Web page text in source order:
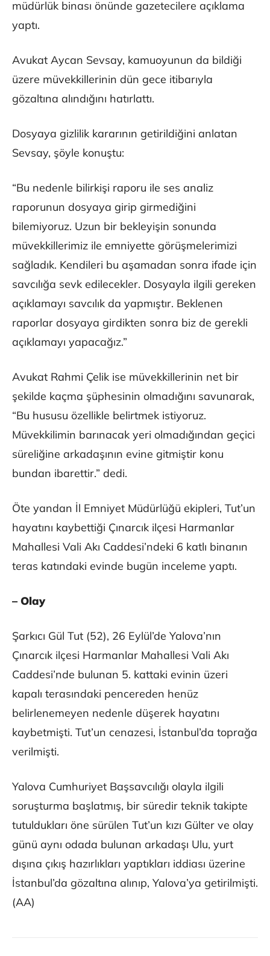
müdürlük binası önünde gazetecilere açıklama
yaptı.
Avukat Aycan Sevsay, kamuoyunun da bildiği
üzere müvekkillerinin dün gece itibarıyla
gözaltına alındığını hatırlattı.
Dosyaya gizlilik kararının getirildiğini anlatan
Sevsay, şöyle konuştu:
“Bu nedenle bilirkişi raporu ile ses analiz
raporunun dosyaya girip girmediğini
bilemiyoruz. Uzun bir bekleyişin sonunda
müvekkillerimiz ile emniyette görüşmelerimizi
sağladık. Kendileri bu aşamadan sonra ifade için
savcılığa sevk edilecekler. Dosyayla ilgili gereken
açıklamayı savcılık da yapmıştır. Beklenen
raporlar dosyaya girdikten sonra biz de gerekli
açıklamayı yapacağız.”
Avukat Rahmi Çelik ise müvekkillerinin net bir
şekilde kaçma şüphesinin olmadığını savunarak,
“Bu hususu özellikle belirtmek istiyoruz.
Müvekkilimin barınacak yeri olmadığından geçici
süreliğine arkadaşının evine gitmiştir konu
bundan ibarettir.” dedi.
Öte yandan İl Emniyet Müdürlüğü ekipleri, Tut’un
hayatını kaybettiği Çınarcık ilçesi Harmanlar
Mahallesi Vali Akı Caddesi’ndeki 6 katlı binanın
teras katındaki evinde bugün inceleme yaptı.
– Olay
Şarkıcı Gül Tut (52), 26 Eylül’de Yalova’nın
Çınarcık ilçesi Harmanlar Mahallesi Vali Akı
Caddesi’nde bulunan 5. kattaki evinin üzeri
kapalı terasındaki pencereden henüz
belirlenemeyen nedenle düşerek hayatını
kaybetmişti. Tut’un cenazesi, İstanbul’da toprağa
verilmişti.
Yalova Cumhuriyet Başsavcılığı olayla ilgili
soruşturma başlatmış, bir süredir teknik takipte
tutuldukları öne sürülen Tut’un kızı Gülter ve olay
günü aynı odada bulunan arkadaşı Ulu, yurt
dışına çıkış hazırlıkları yaptıkları iddiası üzerine
İstanbul’da gözaltına alınıp, Yalova’ya getirilmişti.
(AA)